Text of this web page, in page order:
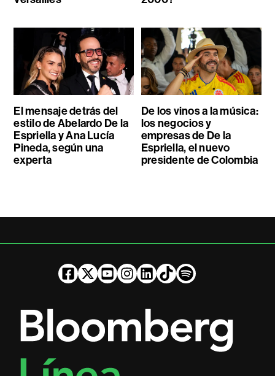
El mensaje detrás del
estilo de Abelardo De la
Espriella y Ana Lucía
Pineda, según una
experta
De los vinos a la música:
los negocios y
empresas de De la
Espriella, el nuevo
presidente de Colombia